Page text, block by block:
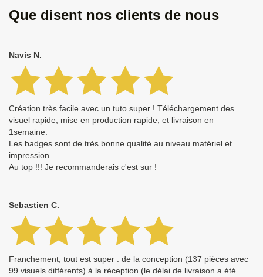
Que disent nos clients de nous
Navis N.
Création très facile avec un tuto super ! Téléchargement des
visuel rapide, mise en production rapide, et livraison en
1semaine.
Les badges sont de très bonne qualité au niveau matériel et
impression.
Au top !!! Je recommanderais c'est sur !
Sebastien C.
Franchement, tout est super : de la conception (137 pièces avec
99 visuels différents) à la réception (le délai de livraison a été